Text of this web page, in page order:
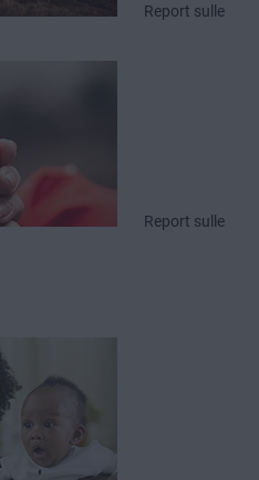
Report sulle
Report sulle